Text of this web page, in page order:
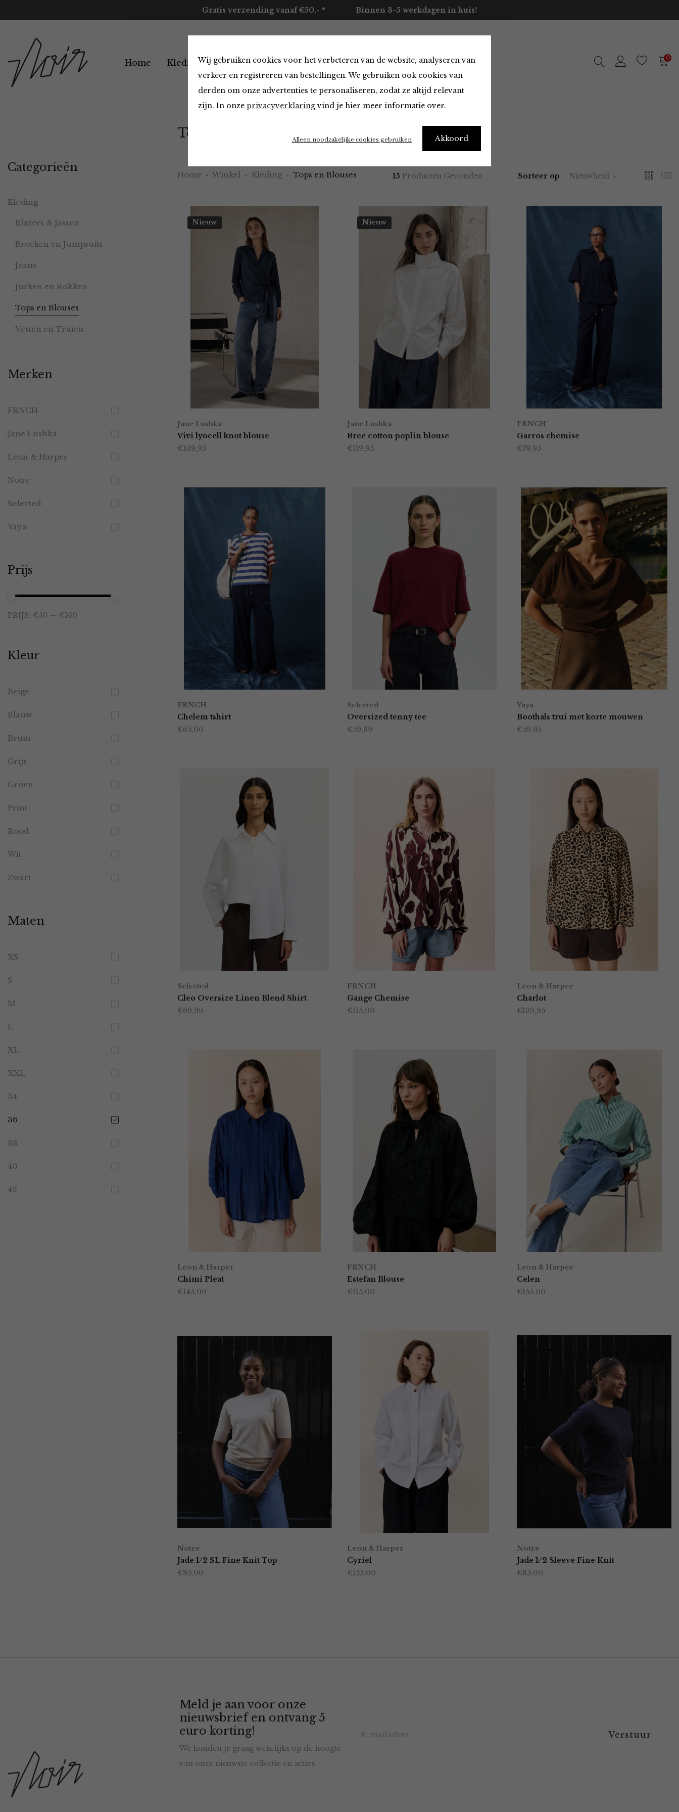
Wij gebruiken cookies voor het verbeteren van de website, analyseren van
verkeer en registreren van bestellingen. We gebruiken ook cookies van
derden om onze advertenties te personaliseren, zodat ze altijd relevant
zijn. In onze privacyverklaringvind je hier meer informatie over.
Akkoord
Alleen noodzakelijke cookies gebruiken
Gratis verzending vanaf €50,- * Binnen 3-5 werkdagen in huis!
Home Kleding Accessoires Merken Over ons Contact 0
Tops en Blouses van Jane Lushka
Home Winkel Kleding Tops en Blouses 15 Producten Gevonden Sorteer op Nieuwheid
Nieuw
Jane Lushka
Vivi lyocell knot blouse
€109,95
Nieuw
Jane Lushka
Bree cotton poplin blouse
€119,95
FRNCH
Garros chemise
€79,95
FRNCH
Chelem tshirt
€65,00
Selected
Oversized tenny tee
€59,99
Yaya
Boothals trui met korte mouwen
€59,95
Selected
Cleo Oversize Linen Blend Shirt
€69,99
FRNCH
Gange Chemise
€115,00
Leon & Harper
Charlot
€139,95
Leon & Harper
Chimi Pleat
€145,00
FRNCH
Estefan Blouse
€115,00
Leon & Harper
Celen
€155,00
Notre
Jade 1/2 SL Fine Knit Top
€85,00
Leon & Harper
Cyriel
€155,00
Notre
Jade 1/2 Sleeve Fine Knit
€85,00
Categorieën
Kleding
Blazers & Jassen
Broeken en Jumpsuits
Jeans
Jurken en Rokken
Tops en Blouses
Vesten en Truien
Merken
FRNCH
Jane Lushka
Leon & Harper
Notre
Selected
Yaya
Prijs
PRIJS: €50 — €160
Kleur
Beige
Blauw
Bruin
Grijs
Groen
Print
Rood
Wit
Zwart
Maten
XS
S
M
L
XL
XXL
34
36
38
40
42
Meld je aan voor onze
nieuwsbrief en ontvang 5
euro korting!
We houden je graag wekelijks op de hoogte
van onze nieuwste collectie en acties.